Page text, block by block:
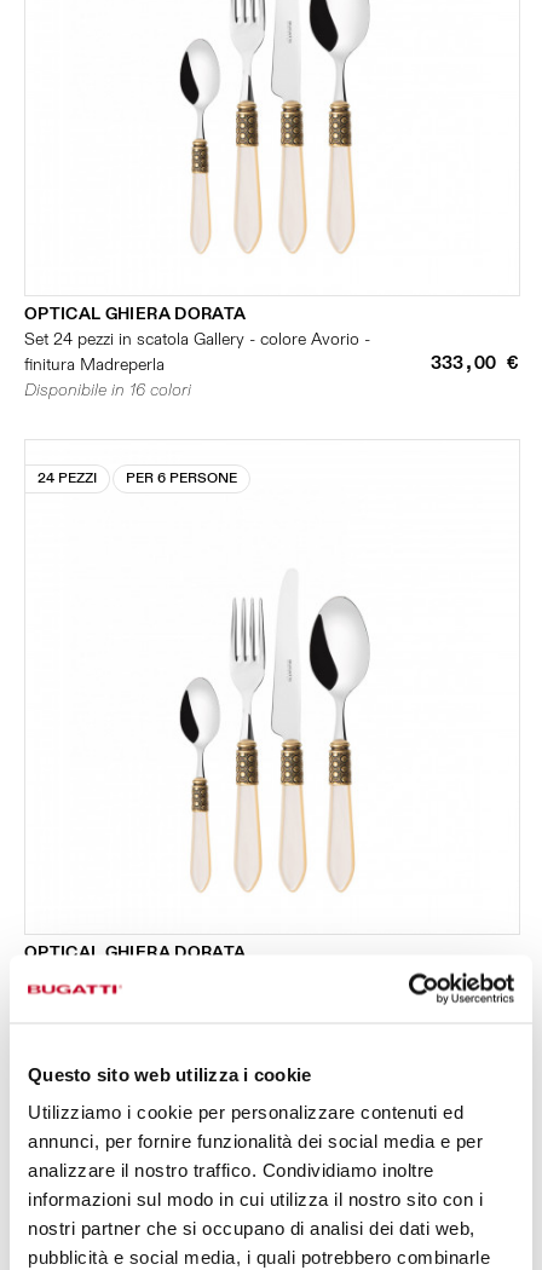
Questo sito web utilizza i cookie
Utilizziamo i cookie per personalizzare contenuti ed
annunci, per fornire funzionalità dei social media e per
analizzare il nostro traffico. Condividiamo inoltre
informazioni sul modo in cui utilizza il nostro sito con i
nostri partner che si occupano di analisi dei dati web,
pubblicità e social media, i quali potrebbero combinarle
OPTICAL GHIERA DORATA
Set 24 pezzi in scatola Gallery - colore Avorio -
finitura Madreperla
333,00 €
Disponibile in 16 colori
24 PEZZI PER 6 PERSONE
OPTICAL GHIERA DORATA
333,00 €
24 PEZZI PER 6 PERSONE